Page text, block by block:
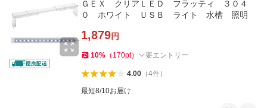
ＧＥＸ クリアＬＥＤ フラッティ ３０４
０ ホワイト ＵＳＢ ライト 水槽 照明
1,879円
10% （ 170pt） 要エントリー
4.00（4件）
最短8/10お届け